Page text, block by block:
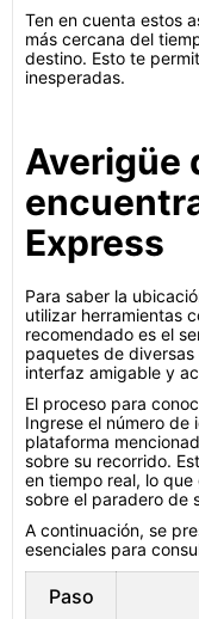
Ten en cuenta estos
más cercana del
destino. Esto te
inesperadas.
Averigüe
Express
Para saber la
utilizar herramientas
recomendado es el
paquetes de
interfaz amigable y
El proceso para
Ingrese el número de
plataforma
sobre su recorrido.
en tiempo real, lo
sobre el paradero de
A continuación, se
esenciales para
Paso